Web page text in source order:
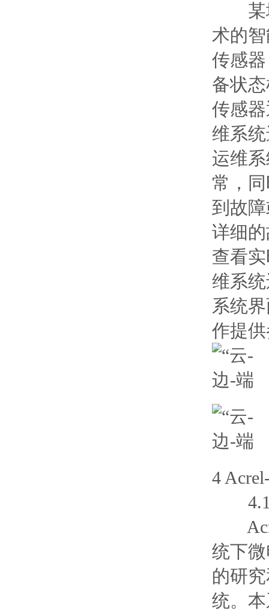
某地
术的
传感
备状
传感
维系
运维
常，
到故
详细
查看
维系
系统
作提
4
4.1
统下
的研
统。